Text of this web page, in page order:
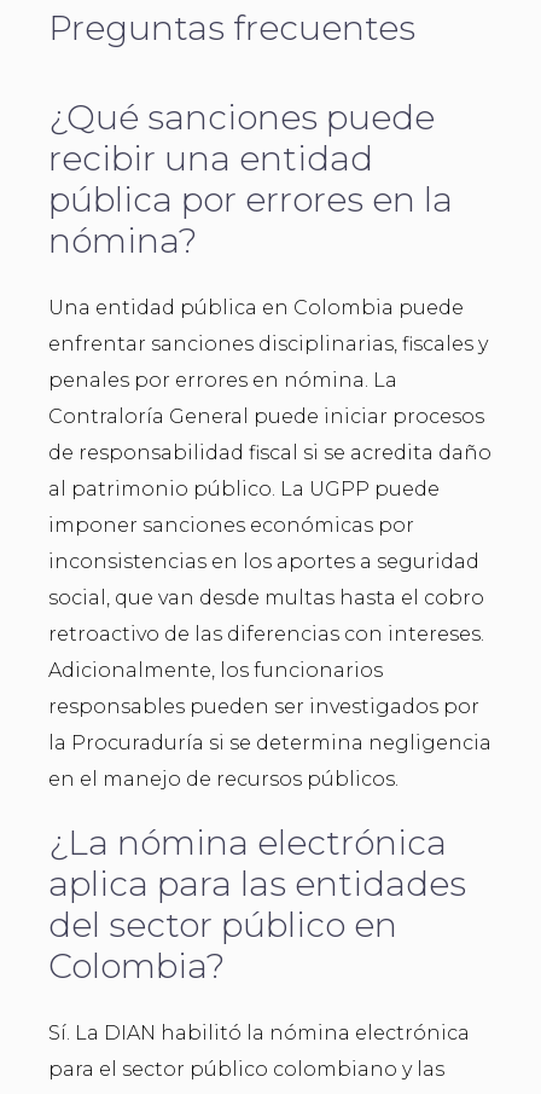
Preguntas frecuentes
¿Qué sanciones puede
recibir una entidad
pública por errores en la
nómina?
Una entidad pública en Colombia puede
enfrentar sanciones disciplinarias, fiscales y
penales por errores en nómina. La
Contraloría General puede iniciar procesos
de responsabilidad fiscal si se acredita daño
al patrimonio público. La UGPP puede
imponer sanciones económicas por
inconsistencias en los aportes a seguridad
social, que van desde multas hasta el cobro
retroactivo de las diferencias con intereses.
Adicionalmente, los funcionarios
responsables pueden ser investigados por
la Procuraduría si se determina negligencia
en el manejo de recursos públicos.
¿La nómina electrónica
aplica para las entidades
del sector público en
Colombia?
Sí. La DIAN habilitó la nómina electrónica
para el sector público colombiano y las